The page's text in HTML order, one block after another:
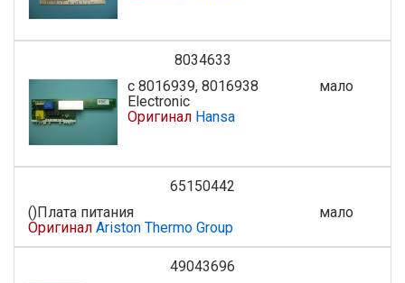
8034633
с 8016939, 8016938
Electronic
Оригинал Hansa
мало
65150442
()Плата питания
Оригинал Ariston Thermo Group
мало
49043696